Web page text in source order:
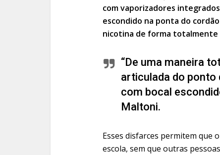
com vaporizadores
escondido na ponta do
nicotina de forma totalmente
“De uma maneira
articulada do ponto
com bocal
Maltoni.
Esses disfarces permitem que
escola, sem que outras